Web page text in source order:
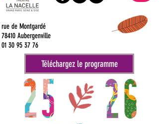
rue de Montgardé
78410 Aubergenville
01 30 95 37 76
Téléchargez le programme